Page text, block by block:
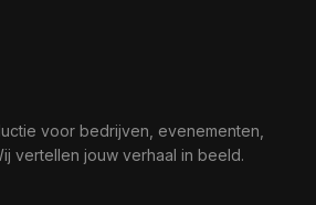
voor bedrijven, evenementen,
vertellen jouw verhaal in beeld.